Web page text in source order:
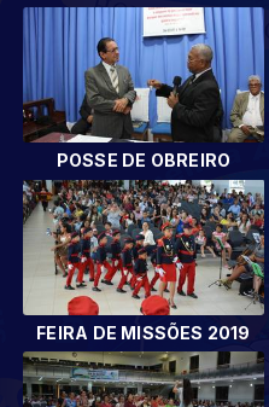
POSSE DE OBREIRO
FEIRA DE MISSÕES 2019